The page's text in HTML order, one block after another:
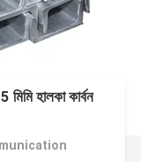
হালকা কার্বন